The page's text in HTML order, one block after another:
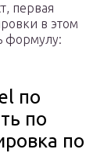
первая
в этом
формулу:
по
по
по